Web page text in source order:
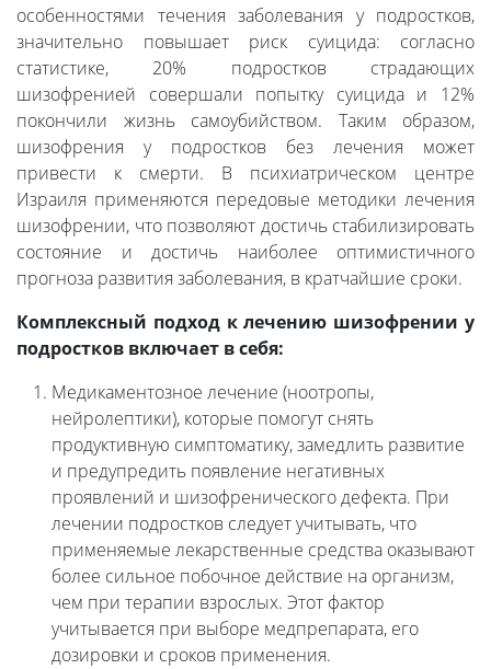
особенностями течения заболевания у подростков,
значительно повышает риск суицида: согласно
статистике, 20% подростков страдающих
шизофренией совершали попытку суицида и 12%
покончили жизнь самоубийством. Таким образом,
шизофрения у подростков без лечения может
привести к смерти. В психиатрическом центре
Израиля применяются передовые методики лечения
шизофрении, что позволяют достичь стабилизировать
состояние и достичь наиболее оптимистичного
прогноза развития заболевания, в кратчайшие сроки.
Комплексный подход к лечению шизофрении у
подростков включает в себя:
Медикаментозное лечение (ноотропы,
нейролептики), которые помогут снять
продуктивную симптоматику, замедлить развитие
и предупредить появление негативных
проявлений и шизофренического дефекта. При
лечении подростков следует учитывать, что
применяемые лекарственные средства оказывают
более сильное побочное действие на организм,
чем при терапии взрослых. Этот фактор
учитывается при выборе медпрепарата, его
дозировки и сроков применения.